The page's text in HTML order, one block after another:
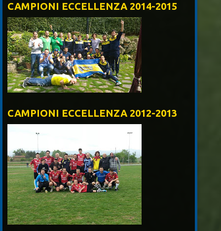
CAMPIONI ECCELLENZA 2014-2015
CAMPIONI ECCELLENZA 2012-2013